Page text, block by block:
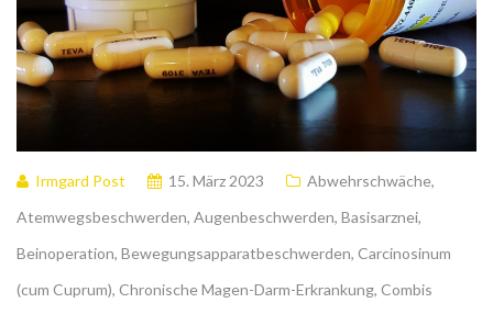
Irmgard Post 15. März 2023 Abwehrschwäche,
Atemwegsbeschwerden, Augenbeschwerden, Basisarznei,
Beinoperation, Bewegungsapparatbeschwerden, Carcinosinum
(cum Cuprum), Chronische Magen-Darm-Erkrankung, Combis